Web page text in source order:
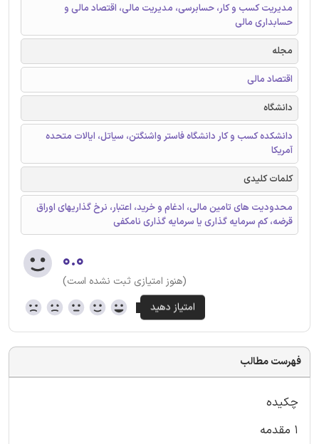
مدیریت کسب و کار، حسابرسی، مدیریت مالی، اقتصاد مالی و
حسابداری مالی
مجله
اقتصاد مالی
دانشگاه
دانشکده کسب و کار دانشگاه فاستر واشنگتن، سیاتل، ایالات متحده
آمریکا
کلمات کلیدی
محدودیت های تامین مالی، ادغام و خرید، اعتبار، نرخ گذاریهای اوراق
قرضه، کم سرمایه گذاری یا سرمایه گذاری نامکفی
۰.۰
(هنوز امتیازی ثبت نشده است)
فهرست مطالب
چکیده
۱ مقدمه